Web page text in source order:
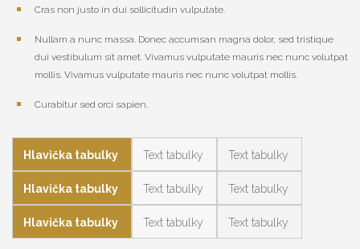
Cras non justo in dui sollicitudin vulputate.
Nullam a nunc massa. Donec accumsan magna dolor, sed tristique
dui vestibulum sit amet. Vivamus vulputate mauris nec nunc volutpat
mollis. Vivamus vulputate mauris nec nunc volutpat mollis.
Curabitur sed orci sapien.
Hlavička tabulky
Hlavička tabulky
Hlavička tabulky
Text tabulky
Text tabulky
Text tabulky
Text tabulky
Text tabulky
Text tabulky